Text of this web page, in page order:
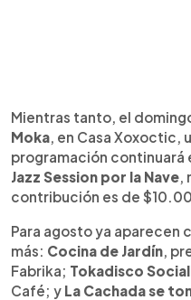
Mientras tanto, el
Moka, en Casa Xoxoctic,
programación continuará
Jazz Session por la Nave,
contribución es de
Para agosto ya
más: Cocina de Jardín,
Fabrika; Tokadisco
Café; y La Cachada se